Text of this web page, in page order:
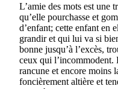
L’amie des mots est une
qu’elle pourchasse et
d’enfant; cette enfant en
grandir et qui lui va si
bonne jusqu’à l’excès,
ceux qui l’incommodent.
rancune et encore moins
foncièrement altière et